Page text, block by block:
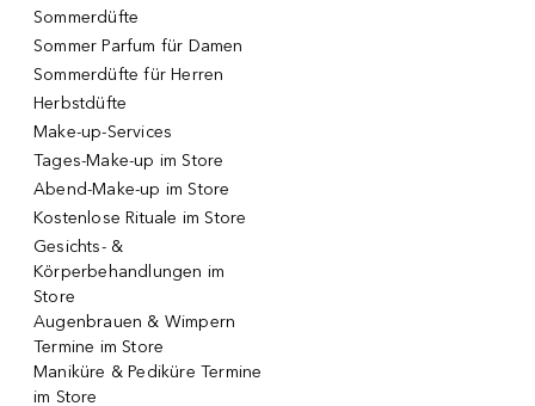
Sommerdüfte
Sommer Parfum für Damen
Sommerdüfte für Herren
Herbstdüfte
Make-up-Services
Tages-Make-up im Store
Abend-Make-up im Store
Kostenlose Rituale im Store
Gesichts- &
Körperbehandlungen im
Store
Augenbrauen & Wimpern
Termine im Store
Maniküre & Pediküre Termine
im Store